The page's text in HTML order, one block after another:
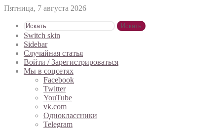
Пятница, 7 августа 2026
Искать
Switch skin
Sidebar
Случайная статья
Войти / Зарегистрироваться
Мы в соцсетях
Facebook
Twitter
YouTube
vk.com
Одноклассники
Telegram